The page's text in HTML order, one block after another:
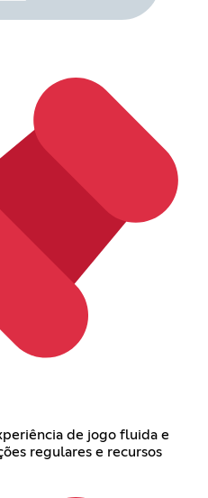
de jogo fluida e
regulares e recursos